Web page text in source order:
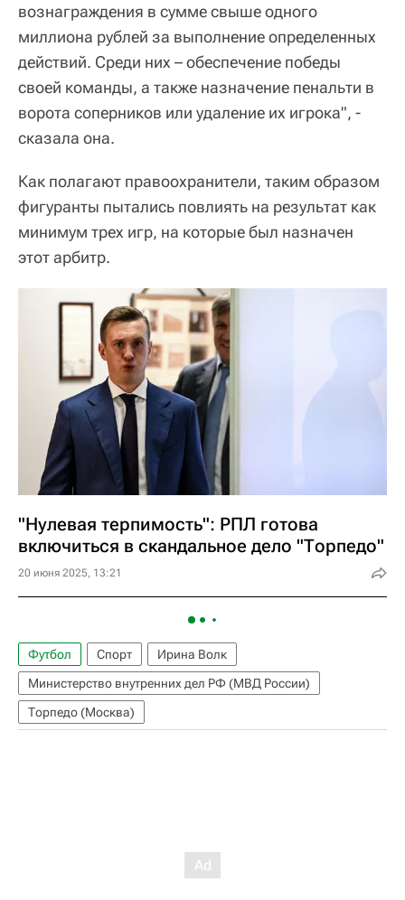
вознаграждения в сумме свыше одного
миллиона рублей за выполнение определенных
действий. Среди них – обеспечение победы
своей команды, а также назначение пенальти в
ворота соперников или удаление их игрока", -
сказала она.
Как полагают правоохранители, таким образом
фигуранты пытались повлиять на результат как
минимум трех игр, на которые был назначен
этот арбитр.
"Нулевая терпимость": РПЛ готова
включиться в скандальное дело "Торпедо"
20 июня 2025, 13:21
Футбол Спорт
Ирина Волк
Министерство внутренних дел РФ (МВД России)
Торпедо (Москва)